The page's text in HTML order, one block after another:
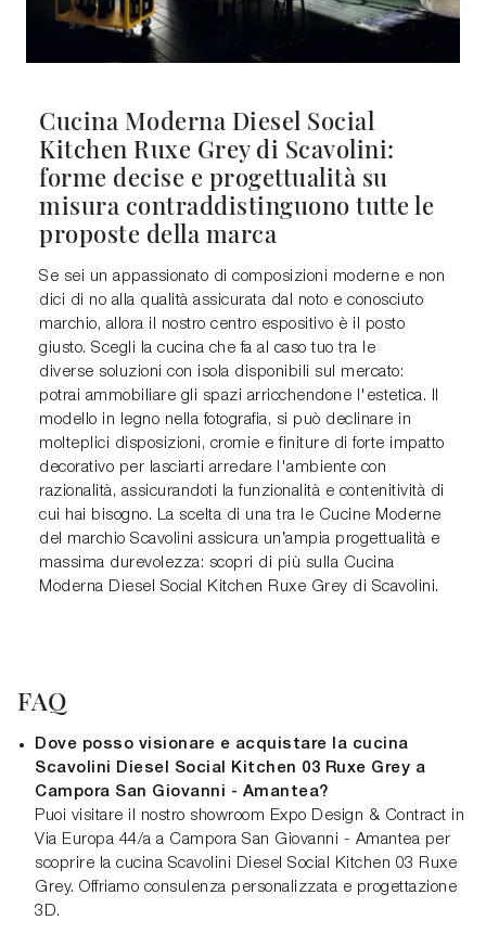
Cucina Moderna Diesel Social
Kitchen Ruxe Grey di Scavolini:
forme decise e progettualità su
misura contraddistinguono tutte le
proposte della marca
Se sei un appassionato di composizioni moderne e non
dici di no alla qualità assicurata dal noto e conosciuto
marchio, allora il nostro centro espositivo è il posto
giusto. Scegli la cucina che fa al caso tuo tra le
diverse soluzioni con isola disponibili sul mercato:
potrai ammobiliare gli spazi arricchendone l'estetica. Il
modello in legno nella fotografia, si può declinare in
molteplici disposizioni, cromie e finiture di forte impatto
decorativo per lasciarti arredare l'ambiente con
razionalità, assicurandoti la funzionalità e contenitività di
cui hai bisogno. La scelta di una tra le Cucine Moderne
del marchio Scavolini assicura un’ampia progettualità e
massima durevolezza: scopri di più sulla Cucina
Moderna Diesel Social Kitchen Ruxe Grey di Scavolini.
FAQ
Dove posso visionare e acquistare la cucina
Scavolini Diesel Social Kitchen 03 Ruxe Grey a
Campora San Giovanni - Amantea?
Puoi visitare il nostro showroom Expo Design & Contract in
Via Europa 44/a a Campora San Giovanni - Amantea per
scoprire la cucina Scavolini Diesel Social Kitchen 03 Ruxe
Grey. Offriamo consulenza personalizzata e progettazione
3D.